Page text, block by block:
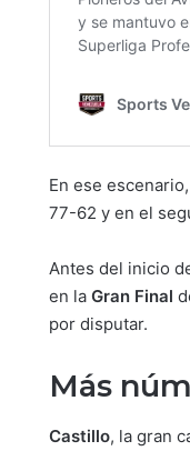
En ese
77-62 y en el
Antes del inicio
en la Gran Final
por disputar.
Más
Castillo, la gran